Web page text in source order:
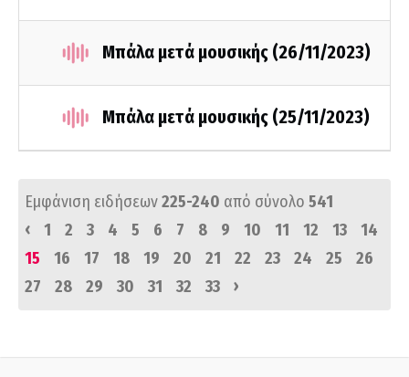
Μπάλα μετά μουσικής (26/11/2023)
Μπάλα μετά μουσικής (25/11/2023)
Εμφάνιση ειδήσεων225-240 από σύνολο 541
‹
1 2 3 4 5 6 7 8 9 10 11 12 13
14
15
16 17 18 19 20 21 22 23 24 25
26
27
28 29 30 31 32 33 ›